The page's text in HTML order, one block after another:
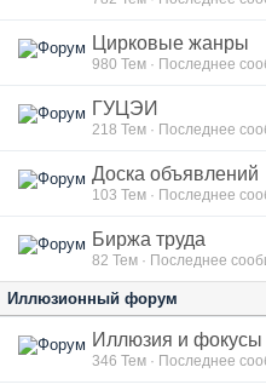
Цирковые жанры
980 Тем · Последнее
ГУЦЭИ
218 Тем · Последнее
Доска объявлений
103 Тем · Последнее
Биржа труда
82 Тем · Последнее
Иллюзионный форум
Иллюзия и фокусы
346 Тем · Последнее